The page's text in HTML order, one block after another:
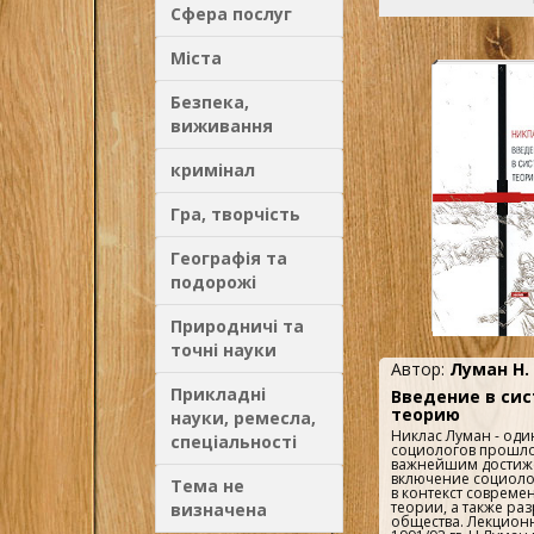
Сфера послуг
Міста
Безпека,
виживання
кримінал
Гра, творчість
Географія та
подорожі
Природничі та
точні науки
Прикладні
науки, ремесла,
спеціальності
Тема не
визначена
уникальную
одновременно
способности к
восприятию и
мышлению, чтобы
неординарные
Книга написана
языком, что делает
широкому кругу
Студентам,
специалистам она
сформировать и
мировоззрение.
ученым и
вовлеченным в
политических,
управленческих,
экологических и
проблем, книга
инструмент
моделирования.
основой
любых областях. ..
Автор: Луман Н.
Введение в
теорию
Никлас Луман -
социологов
важнейшим
включение
в контекст
теории, а также
общества.